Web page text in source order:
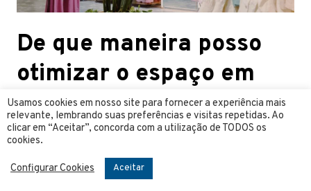
De que maneira posso
otimizar o espaço em
uma loja de roupas de
tamanho reduzido?
Para otimizar o espaço em uma loja de roupas de
tamanho reduzido, é importante utilizar prateleiras e
Usamos cookies em nosso site para fornecer a experiência mais
relevante, lembrando suas preferências e visitas repetidas. Ao
clicar em “Aceitar”, concorda com a utilização de TODOS os
cookies.
Configurar Cookies Aceitar